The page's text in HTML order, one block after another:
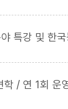
특강 및 한
학 / 연 1회 운